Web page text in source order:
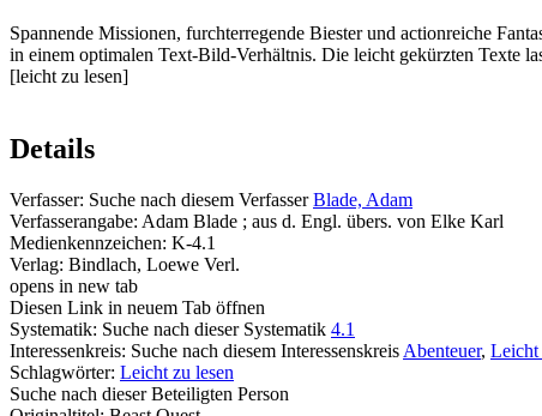
Spannende Missionen, furchterregende Biester und actionreiche
in einem optimalen Text-Bild-Verhältnis. Die leicht gekürzten Texte
[leicht zu lesen]
Details
Verfasser: Suche nach diesem Verfasser Blade, Adam
Verfasserangabe: Adam Blade ; aus d. Engl. übers. von Elke Karl
Medienkennzeichen: K-4.1
Verlag: Bindlach, Loewe Verl.
opens in new tab
Diesen Link in neuem Tab öffnen
Systematik: Suche nach dieser Systematik 4.1
Interessenkreis: Suche nach diesem Interessenskreis Abenteuer, Leicht
Schlagwörter: Leicht zu lesen
Suche nach dieser Beteiligten Person